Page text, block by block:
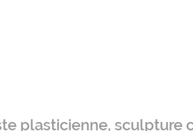
plasticienne, sculpture